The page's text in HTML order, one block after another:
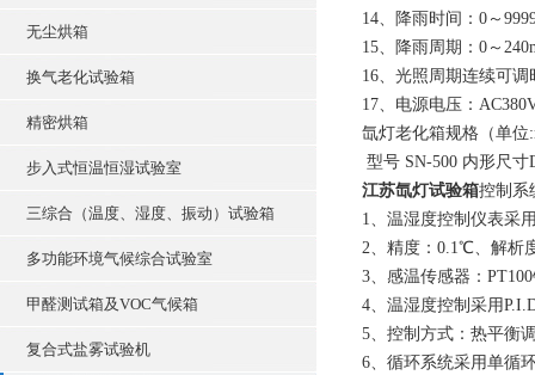
无尘烘箱
换气老化试验箱
精密烘箱
步入式恒温恒湿试验室
三综合（温度、湿度、振动）试验箱
多功能环境气候综合试验室
甲醛测试箱及VOC气候箱
复合式盐雾试验机
14、降雨时间：0～
15、降雨周期：0～
16、光照周期连续可
17、电源电压：
氙灯老化箱规格（单位
型号 SN-500 内形尺寸
江苏氙灯试验箱控制
1、温湿度控制仪表采
2、精度：0.1℃、解析
3、感温传感器：
4、温湿度控制采用
5、控制方式：热平衡
6、循环系统采用单循